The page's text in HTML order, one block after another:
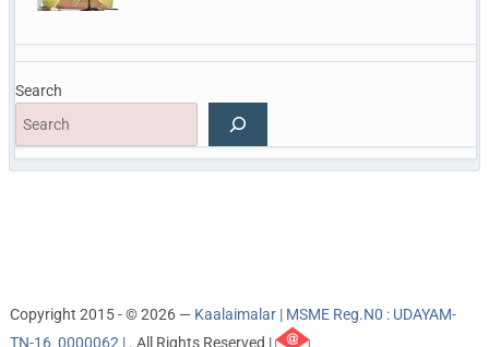
Search
Copyright 2015 - © 2026 — Kaalaimalar | MSME Reg.N0 : UDAYAM-
TN-16_0000062 | . All Rights Reserved |